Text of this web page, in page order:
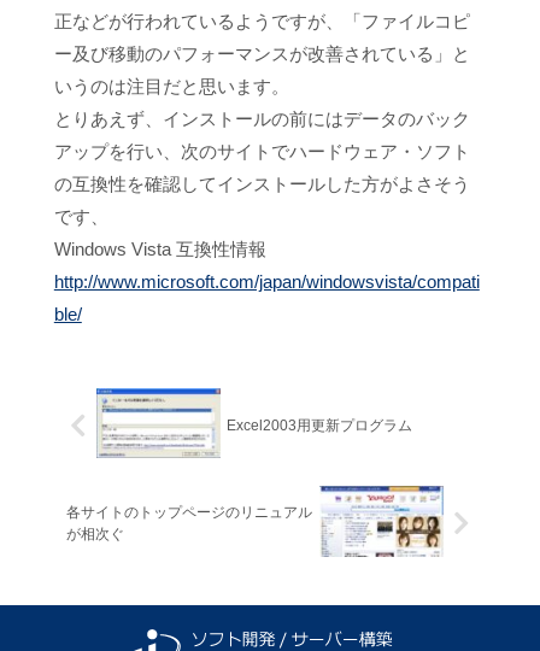
正などが行われているようですが、「ファイルコピ
ー及び移動のパフォーマンスが改善されている」と
いうのは注目だと思います。
とりあえず、インストールの前にはデータのバック
アップを行い、次のサイトでハードウェア・ソフト
の互換性を確認してインストールした方がよさそう
です、
Windows Vista 互換性情報
http://www.microsoft.com/japan/windowsvista/compati
ble/
Excel2003用更新プログラム
各サイトのトップページのリニュアル
が相次ぐ